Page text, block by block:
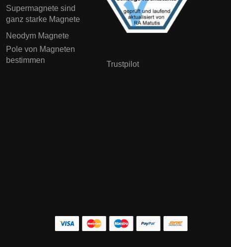
Supermagnete sind
ganz starke Magnete
Neodym Magnete
Pole von Magneten
bestimmen
Trustpilot